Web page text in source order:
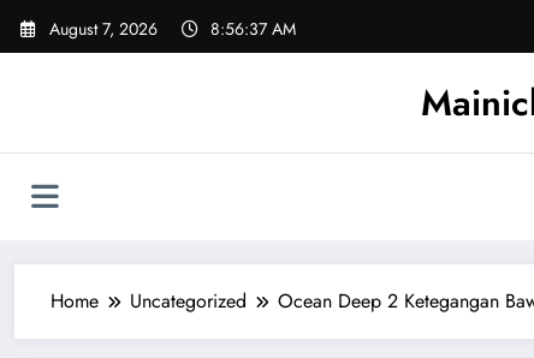
Skip
August 7, 2026 8:56:38 AM
Home Uncategorized Ocean Deep 2 Ketegangan